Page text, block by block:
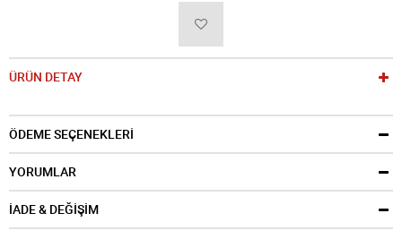
ÜRÜN DETAY
ÖDEME SEÇENEKLERİ
YORUMLAR
İADE & DEĞİŞİM